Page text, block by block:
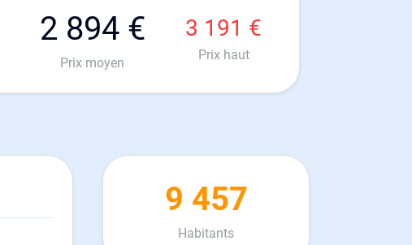
2 894 €
Prix moyen
3 191 €
Prix haut
9 457
Habitants